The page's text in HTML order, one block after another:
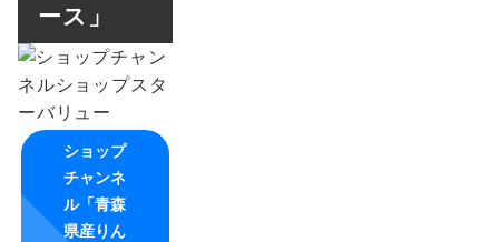
ース」
ショップ
チャンネ
ル「青森
県産りん